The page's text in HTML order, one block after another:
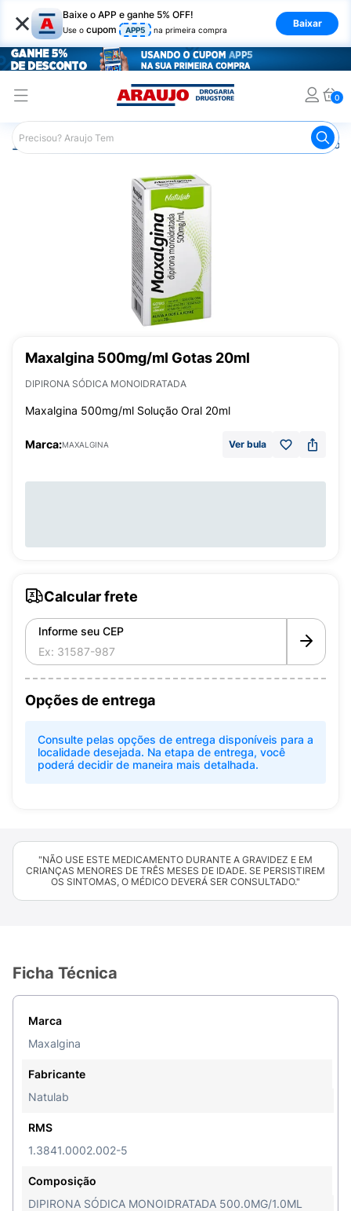
× Baixe o APP e ganhe 5% OFF!
Use o cupom APP5 na primeira compra
Baixar
0
Araujo Medicamentos Remédio
Maxalgina 500mg/ml Gotas 20ml
DIPIRONA SÓDICA MONOIDRATADA
Maxalgina 500mg/ml Solução Oral 20ml
Marca:MAXALGINA Ver bula
Calcular frete
Informe seu CEP
Opções de entrega
Consulte pelas opções de entrega disponíveis para a
localidade desejada. Na etapa de entrega, você
poderá decidir de maneira mais detalhada.
"NÃO USE ESTE MEDICAMENTO DURANTE A GRAVIDEZ E EM
CRIANÇAS MENORES DE TRÊS MESES DE IDADE. SE PERSISTIREM
OS SINTOMAS, O MÉDICO DEVERÁ SER CONSULTADO."
Ficha Técnica
Marca
Maxalgina
Fabricante
Natulab
RMS
1.3841.0002.002-5
Composição
DIPIRONA SÓDICA MONOIDRATADA 500.0MG/1.0ML